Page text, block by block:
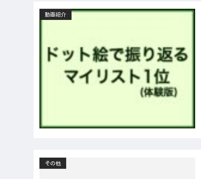
動画紹介
その他